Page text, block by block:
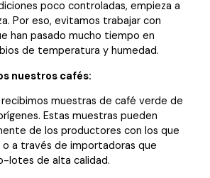
poco controladas, empieza a
Por eso, evitamos trabajar con
han pasado mucho tiempo en
de temperatura y humedad.
nuestros cafés:
recibimos muestras de café verde de
Estas muestras pueden
de los productores con los que
a través de importadoras que
lotes de alta calidad.